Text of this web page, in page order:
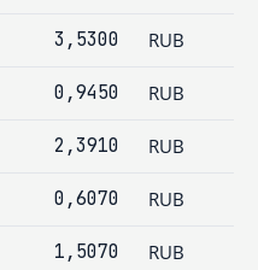
3,5300 RUB
0,9450 RUB
2,3910 RUB
0,6070 RUB
1,5070 RUB